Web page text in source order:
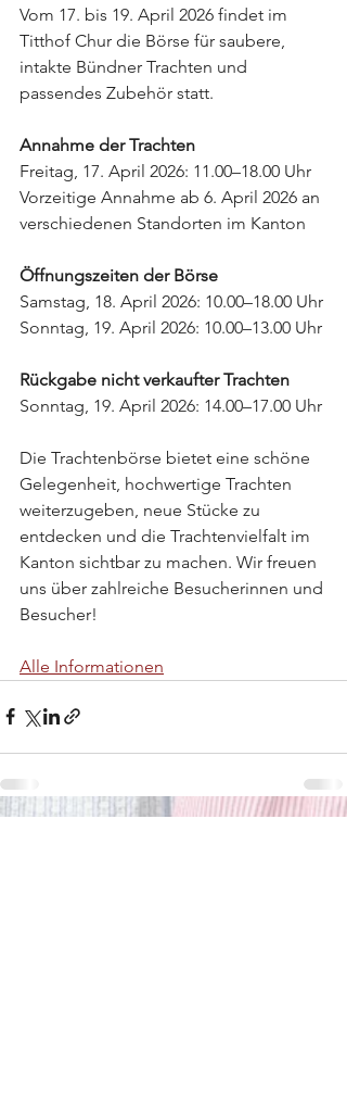
Vom 17. bis 19. April 2026 findet im
Titthof Chur die Börse für saubere,
intakte Bündner Trachten und
passendes Zubehör statt.
Annahme der Trachten
Freitag, 17. April 2026: 11.00–18.00 Uhr
Vorzeitige Annahme ab 6. April 2026 an
verschiedenen Standorten im Kanton
Öffnungszeiten der Börse
Samstag, 18. April 2026: 10.00–18.00 Uhr
Sonntag, 19. April 2026: 10.00–13.00 Uhr
Rückgabe nicht verkaufter Trachten
Sonntag, 19. April 2026: 14.00–17.00 Uhr
Die Trachtenbörse bietet eine schöne
Gelegenheit, hochwertige Trachten
weiterzugeben, neue Stücke zu
entdecken und die Trachtenvielfalt im
Kanton sichtbar zu machen. Wir freuen
uns über zahlreiche Besucherinnen und
Besucher!
Alle Informationen